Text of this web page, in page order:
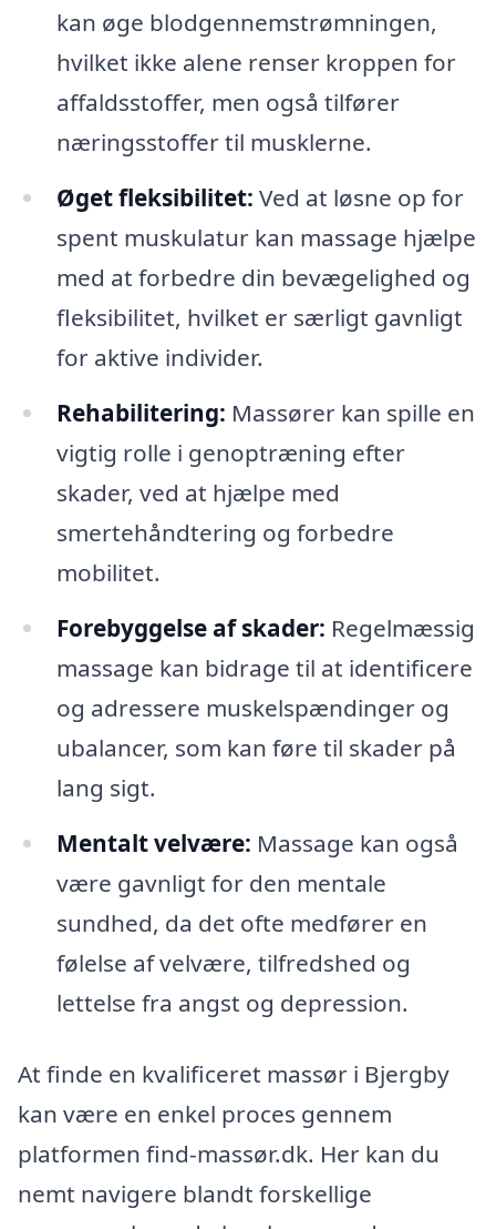
kan øge blodgennemstrømningen,
hvilket ikke alene renser kroppen for
affaldsstoffer, men også tilfører
næringsstoffer til musklerne.
Øget fleksibilitet: Ved at løsne op for
spent muskulatur kan massage hjælpe
med at forbedre din bevægelighed og
fleksibilitet, hvilket er særligt gavnligt
for aktive individer.
Rehabilitering: Massører kan spille en
vigtig rolle i genoptræning efter
skader, ved at hjælpe med
smertehåndtering og forbedre
mobilitet.
Forebyggelse af skader: Regelmæssig
massage kan bidrage til at identificere
og adressere muskelspændinger og
ubalancer, som kan føre til skader på
lang sigt.
Mentalt velvære: Massage kan også
være gavnligt for den mentale
sundhed, da det ofte medfører en
følelse af velvære, tilfredshed og
lettelse fra angst og depression.
At finde en kvalificeret massør i Bjergby
kan være en enkel proces gennem
platformen find-massør.dk. Her kan du
nemt navigere blandt forskellige